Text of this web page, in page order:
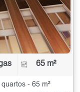
65 m²
- 65 m²